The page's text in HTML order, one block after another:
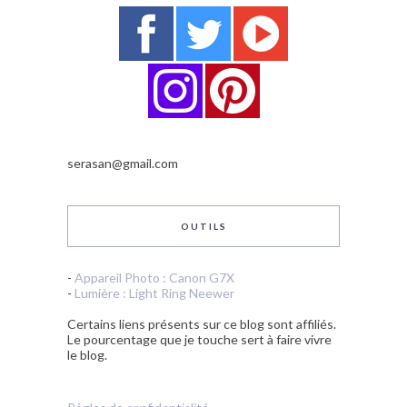
serasan@gmail.com
OUTILS
- Appareil Photo : Canon G7X
- Lumière : Light Ring Neewer
Certains liens présents sur ce blog sont affiliés.
Le pourcentage que je touche sert à faire vivre
le blog.